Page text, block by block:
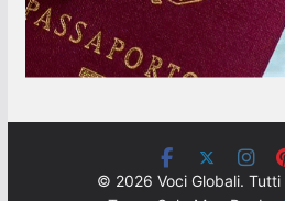
© 2026 Voci Globali.